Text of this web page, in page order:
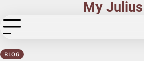
to
content
My Julius
BLOG